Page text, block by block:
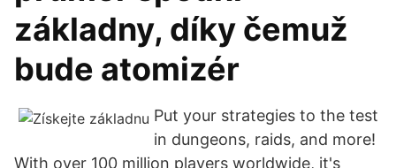
základny, díky čemuž
bude atomizér
Put your strategies to the test
in dungeons, raids, and more!
With over 100 million players worldwide, it's